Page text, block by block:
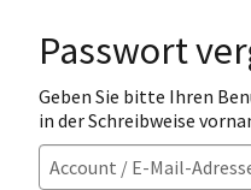
Passwort
Geben Sie bitte Ihren
in der Schreibweise